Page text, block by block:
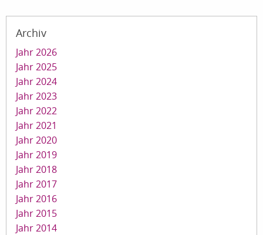
Archiv
Jahr 2026
Jahr 2025
Jahr 2024
Jahr 2023
Jahr 2022
Jahr 2021
Jahr 2020
Jahr 2019
Jahr 2018
Jahr 2017
Jahr 2016
Jahr 2015
Jahr 2014